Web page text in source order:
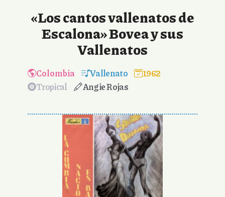
«Los cantos vallenatos de
Escalona» Bovea y sus
Vallenatos
Colombia Vallenato
1962
Tropical
Angie Rojas